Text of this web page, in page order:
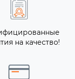
на качество!